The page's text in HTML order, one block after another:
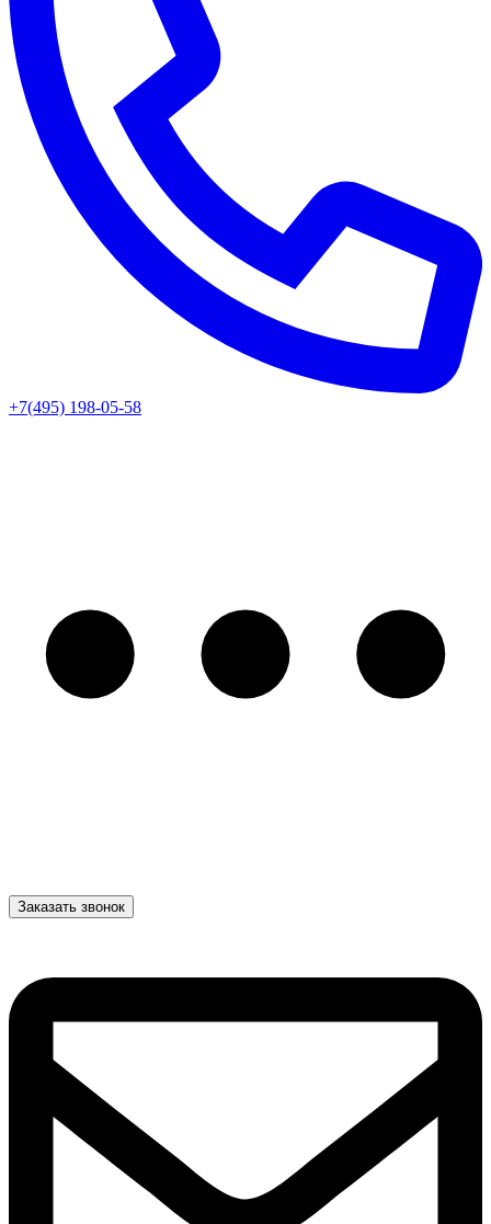
+7(495) 198-05-58
Заказать звонок